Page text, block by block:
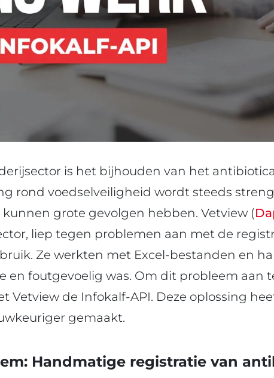
is het bijhouden van het
rond voedselveiligheid wordt steeds
grote gevolgen hebben. Vetview (
liep tegen problemen aan met de
Ze werkten met Excel-bestanden en
en foutgevoelig was. Om dit probleem aan
Vetview de Infokalf-API. Deze oplossing
gemaakt.
Handmatige registratie van